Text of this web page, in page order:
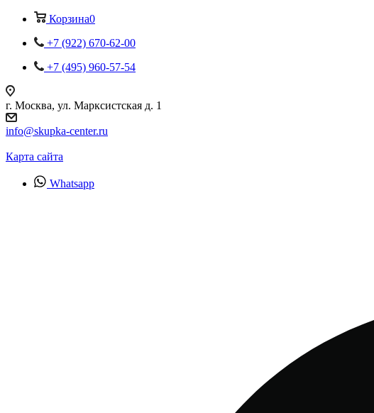
Корзина0
+7 (922) 670-62-00
+7 (495) 960-57-54
г. Москва, ул. Марксистская д. 1
info@skupka-center.ru
Карта сайта
Whatsapp